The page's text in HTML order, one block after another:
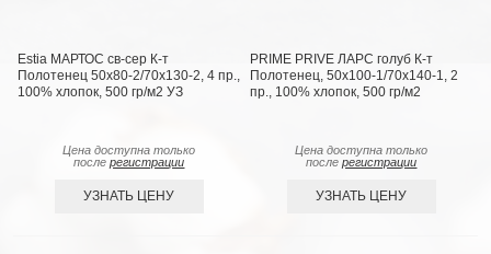
Estia МАРТОС св-сер К-т
Полотенец 50х80-2/70х130-2, 4 пр.,
100% хлопок, 500 гр/м2 УЗ
Цена доступна только
послерегистрации
УЗНАТЬ ЦЕНУ
PRIME PRIVE ЛАРС голуб К-т
Полотенец, 50x100-1/70х140-1, 2
пр., 100% хлопок, 500 гр/м2
Цена доступна только
послерегистрации
УЗНАТЬ ЦЕНУ